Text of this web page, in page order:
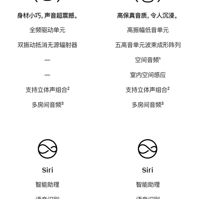
身材小巧，声音超震撼。
全频驱动单元
双振动抵消无源辐射器
—
—
支持立体声组合脚
²
多房间音频脚
³
Siri
智能助理
高保真音质，令人沉浸。
高振幅低音单元
五高音单元波束成形阵列
空间音频脚
¹
室内空间感应
支持立体声组合脚
²
多房间音频脚
³
Siri
智能助理